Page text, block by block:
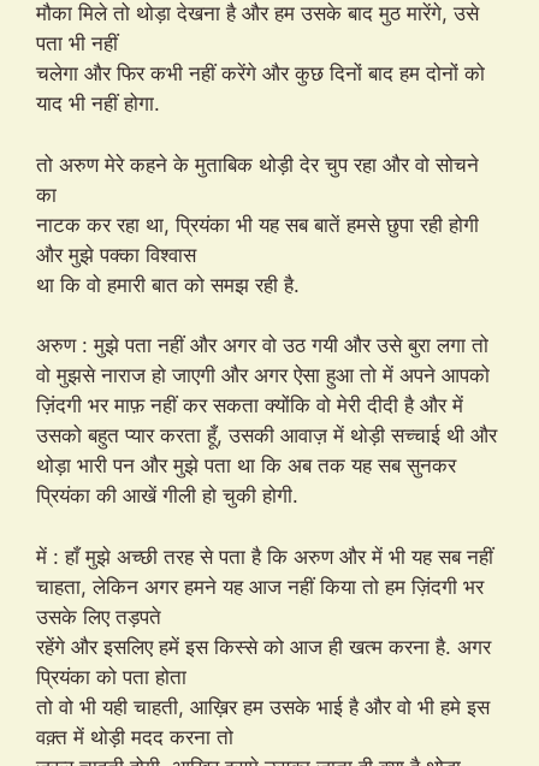
मौका मिले तो थोड़ा देखना है और हम उसके बाद मुठ मारेंगे, उसे
पता भी नहीं
चलेगा और फिर कभी नहीं करेंगे और कुछ दिनों बाद हम दोनों को
याद भी नहीं होगा.
तो अरुण मेरे कहने के मुताबिक थोड़ी देर चुप रहा और वो सोचने
का
नाटक कर रहा था, प्रियंका भी यह सब बातें हमसे छुपा रही होगी
और मुझे पक्का विश्वास
था कि वो हमारी बात को समझ रही है.
अरुण : मुझे पता नहीं और अगर वो उठ गयी और उसे बुरा लगा तो
वो मुझसे नाराज हो जाएगी और अगर ऐसा हुआ तो में अपने आपको
ज़िंदगी भर माफ़ नहीं कर सकता क्योंकि वो मेरी दीदी है और में
उसको बहुत प्यार करता हूँ, उसकी आवाज़ में थोड़ी सच्चाई थी और
थोड़ा भारी पन और मुझे पता था कि अब तक यह सब सुनकर
प्रियंका की आखें गीली हो चुकी होगी.
में : हाँ मुझे अच्छी तरह से पता है कि अरुण और में भी यह सब नहीं
चाहता, लेकिन अगर हमने यह आज नहीं किया तो हम ज़िंदगी भर
उसके लिए तड़पते
रहेंगे और इसलिए हमें इस किस्से को आज ही खत्म करना है. अगर
प्रियंका को पता होता
तो वो भी यही चाहती, आख़िर हम उसके भाई है और वो भी हमे इस
वक़्त में थोड़ी मदद करना तो